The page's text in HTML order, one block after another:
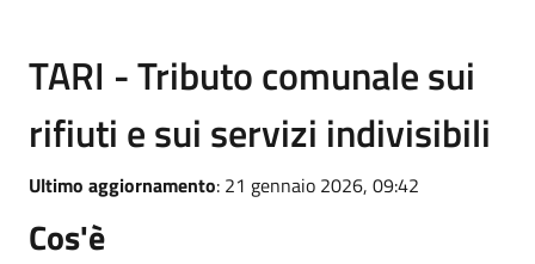
TARI - Tributo comunale sui
rifiuti e sui servizi indivisibili
Ultimo aggiornamento: 21 gennaio 2026, 09:42
Cos'è